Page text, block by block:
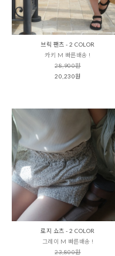
브릭 팬츠 - 2 COLOR
카키 M 빠른배송 !
28,900원
20,230원
로지 쇼츠 - 2 COLOR
그레이 M 빠른배송 !
23,800원